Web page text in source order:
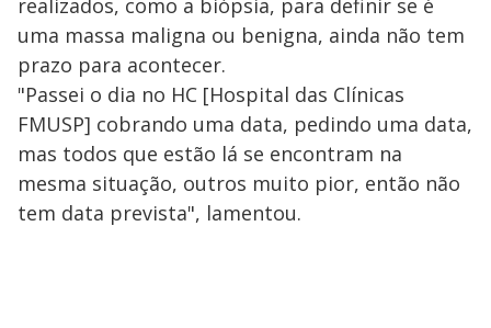
uma massa maligna ou benigna, ainda não tem
prazo para acontecer.
"Passei o dia no HC [Hospital das Clínicas
FMUSP] cobrando uma data, pedindo uma data,
mas todos que estão lá se encontram na
mesma situação, outros muito pior, então não
tem data prevista", lamentou.